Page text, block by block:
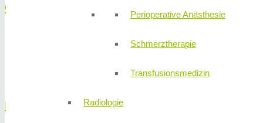
Perioperative Anästhesie
Schmerztherapie
Transfusionsmedizin
Radiologie
Galle
Hernien